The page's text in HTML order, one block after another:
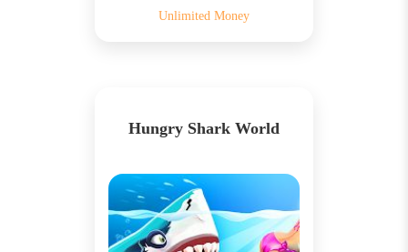
Unlimited Money
Hungry Shark World